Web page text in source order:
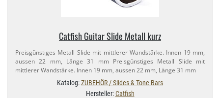
Catfish Guitar Slide Metall kurz
Preisgünstiges Metall Slide mit mittlerer Wandstärke. Innen 19 mm,
aussen 22 mm, Länge 31 mm Preisgünstiges Metall Slide mit
mittlerer Wandstärke. Innen 19 mm, aussen 22 mm, Länge 31 mm
Katalog:ZUBEHÖR / Slides & Tone Bars
Hersteller:Catfish